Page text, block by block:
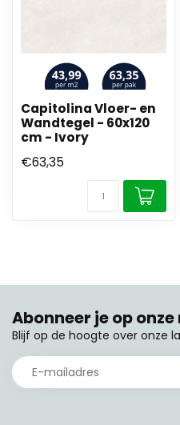
Capitolina Vloer- en
Wandtegel - 60x120
cm - Ivory
€63,35
Abonneer je op
Blijf op de hoogte over onze